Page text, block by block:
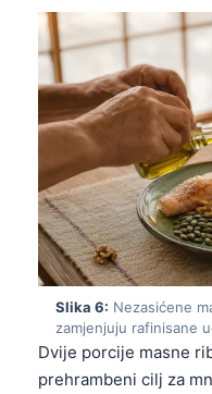
Slika 6: Nezasićene
zamjenjuju rafinisane
Dvije porcije masne
prehrambeni cilj za